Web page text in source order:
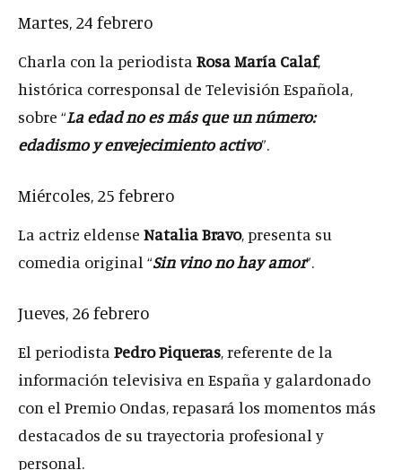
Martes, 24 febrero
Charla con la periodista Rosa María Calaf,
histórica corresponsal de Televisión Española,
sobre “La edad no es más que un número:
edadismo y envejecimiento activo”.
Miércoles, 25 febrero
La actriz eldense Natalia Bravo, presenta su
comedia original “Sin vino no hay amor”.
Jueves, 26 febrero
El periodista Pedro Piqueras, referente de la
información televisiva en España y galardonado
con el Premio Ondas, repasará los momentos más
destacados de su trayectoria profesional y
personal.